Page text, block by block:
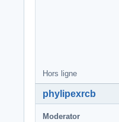
Hors ligne
phylipexrcb
Moderator